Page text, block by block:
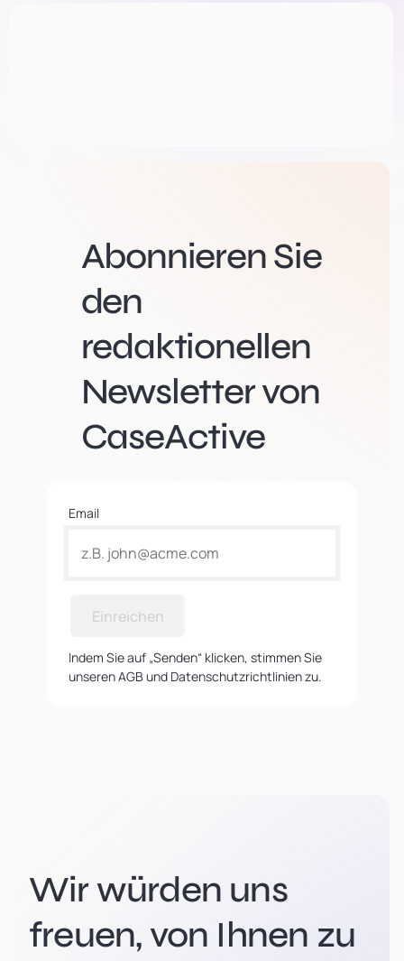
Abonnieren Sie
den
redaktionellen
Newsletter von
CaseActive
Email
Einreichen
Indem Sie auf „Senden“ klicken, stimmen Sie
unseren AGB und Datenschutzrichtlinien zu.
Wir würden uns
freuen, von Ihnen zu